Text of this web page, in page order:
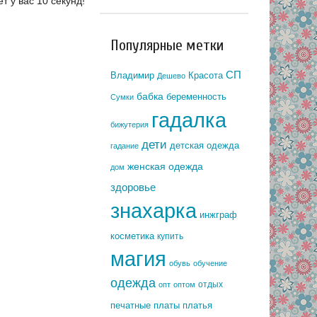
Популярные метки
Владимир Дешево Красота СП
Сумки бабка беременность
бижутерия гадалка
гадание дети детская одежда
дом женская одежда
здоровье
знахарка инжграф
косметика купить
магия обувь обучение
одежда опт оптом отдых
печатные платы платья